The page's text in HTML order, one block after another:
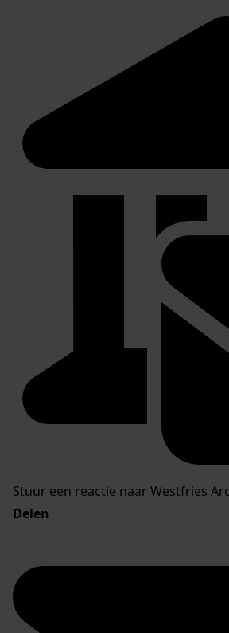
Stuur een reactie naar Westfries
Delen